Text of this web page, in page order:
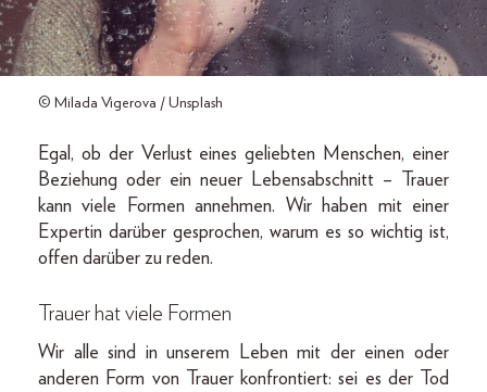
© Milada Vigerova / Unsplash
Egal, ob der Verlust eines geliebten Menschen, einer
Beziehung oder ein neuer Lebensabschnitt – Trauer
kann viele Formen annehmen. Wir haben mit einer
Expertin darüber gesprochen, warum es so wichtig ist,
offen darüber zu reden.
Trauer hat viele Formen
Wir alle sind in unserem Leben mit der einen oder
anderen Form von Trauer konfrontiert: sei es der Tod